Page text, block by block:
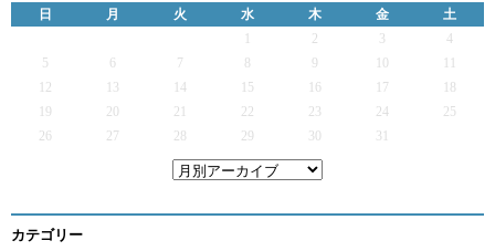
日 月 火 水 木 金
土
2 3
4
5
6 7 9
12
13 14 15 16 17
19
20 21 22 23 24
25
26
27 28 29 30 31
カテゴリー